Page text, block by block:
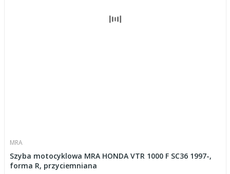
MRA
Szyba motocyklowa MRA HONDA VTR 1000 F SC36 1997-,
forma R, przyciemniana